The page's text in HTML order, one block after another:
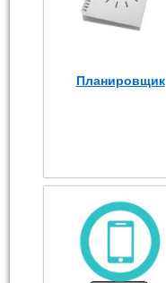
Планировщик